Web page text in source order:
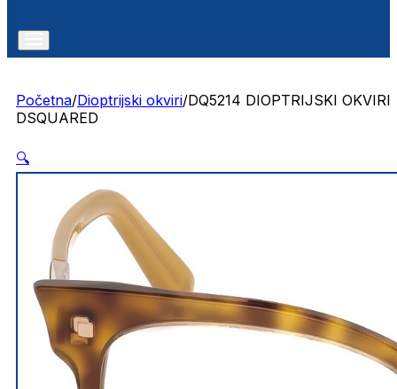
Početna/Dioptrijski okviri/DQ5214 DIOPTRIJSKI OKVIRI
DSQUARED
🔍